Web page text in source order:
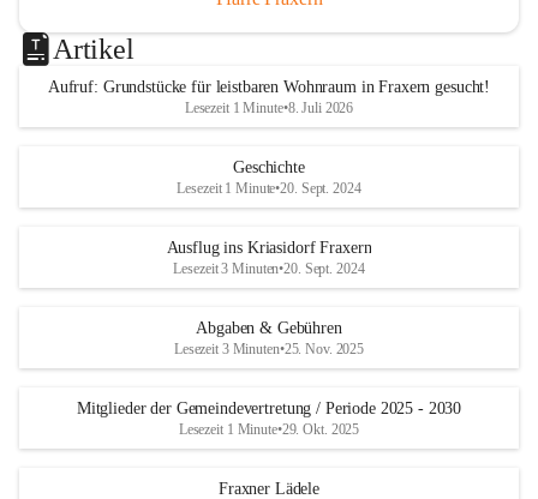
Artikel
Aufruf: Grundstücke für leistbaren Wohnraum in Fraxern gesucht!
Lesezeit 1 Minute•8. Juli 2026
Geschichte
Lesezeit 1 Minute•20. Sept. 2024
Ausflug ins Kriasidorf Fraxern
Lesezeit 3 Minuten•20. Sept. 2024
Abgaben & Gebühren
Lesezeit 3 Minuten•25. Nov. 2025
Mitglieder der Gemeindevertretung / Periode 2025 - 2030
Lesezeit 1 Minute•29. Okt. 2025
Fraxner Lädele